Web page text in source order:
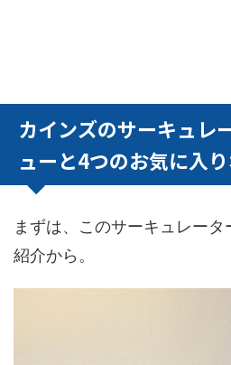
カインズのサーキュレ
ューと4つのお気に入
まずは、このサーキュレー
紹介から。